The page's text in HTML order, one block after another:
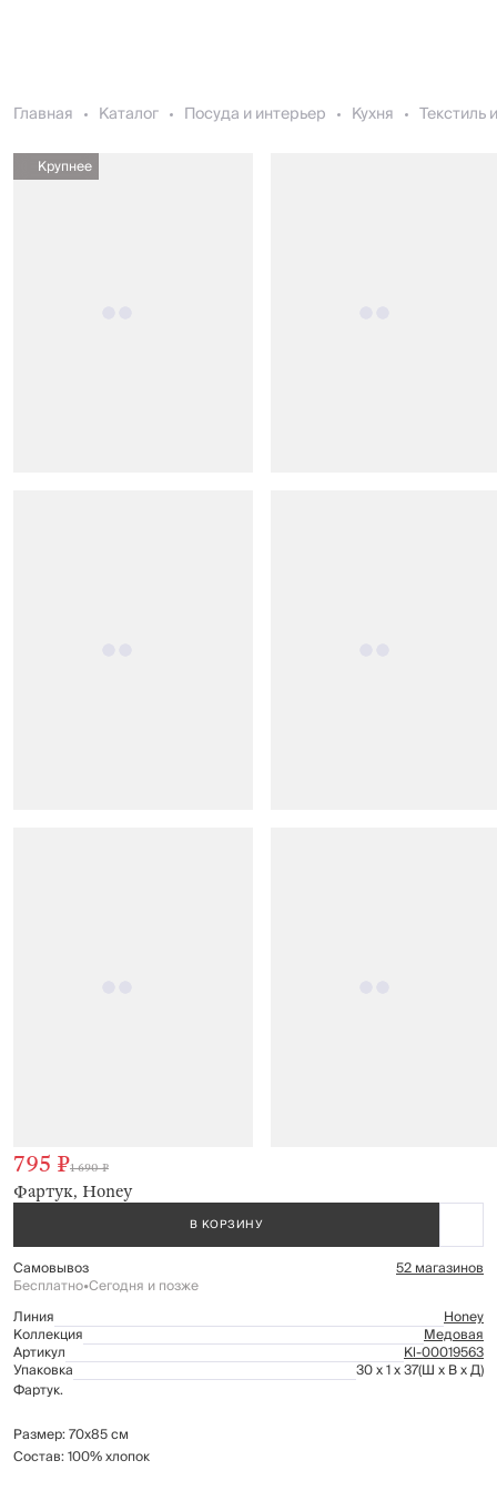
Главная Каталог Посуда и интерьер Кухня Текстиль
Крупнее
Фартук, Honey
795 ₽1 690 ₽
В КОРЗИНУ
Самовывоз 52 магазинов
Бесплатно•Сегодня и позже
Линия
Honey
Коллекция Медовая
Артикул Kl-00019563
Упаковка 30 x 1 x 37(Ш x В x Д)
Фартук.
Размер: 70х85 см
Состав: 100% хлопок